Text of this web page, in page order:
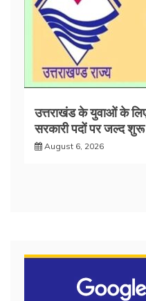
उत्तराखंड के युवाओं के
सरकारी पदों पर जल्द शुरू
August 6, 2026